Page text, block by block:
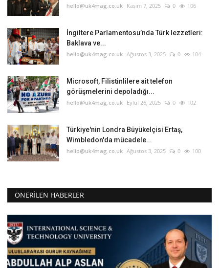
hello@uk4mag.co.uk Kasım 7, 2025 0 106
İngiltere Parlamentosu’nda Türk lezzetleri:
Baklava ve...
hello@uk4mag.co.uk Ağustos 3, 2025 0 104
Microsoft, Filistinlilere ait telefon
görüşmelerini depoladığı...
hello@uk4mag.co.uk Eylül 26, 2025 0 102
Türkiye'nin Londra Büyükelçisi Ertaş,
Wimbledon'da mücadele...
hello@uk4mag.co.uk Ağustos 3, 2025 0 100
ÖNERILEN HABERLER